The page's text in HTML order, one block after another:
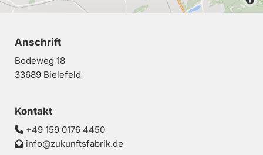
Anschrift
Bodeweg 18
33689 Bielefeld
Kontakt
 +49 159 0176 4450
 info@zukunftsfabrik.de